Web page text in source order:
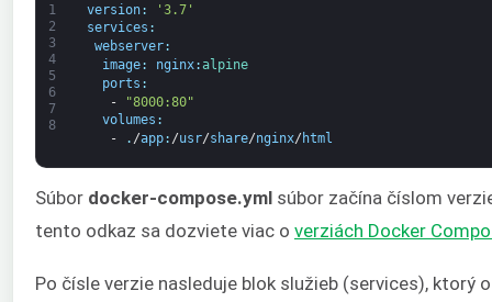
1
2
3
4
5
6
7
8
version:
'3.7'
services :
webserver:
image: nginx:alpine
ports :
-
"8000:80"
volumes :
-
. /app: /usr/share/nginx/ html
Súbor docker-compose.yml súbor začína číslom
tento odkaz sa dozviete viac o verziách Docker
Po čísle verzie nasleduje blok služieb (services),